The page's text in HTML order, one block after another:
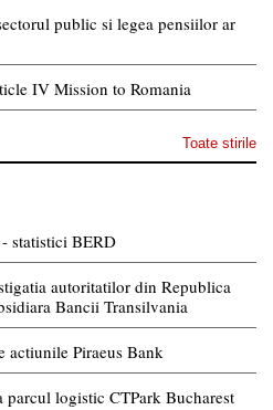
public si legea pensiilor ar
IV Mission to Romania
Toate stirile
statistici BERD
autoritatilor din Republica
Bancii Transilvania
actiunile Piraeus Bank
logistic CTPark Bucharest